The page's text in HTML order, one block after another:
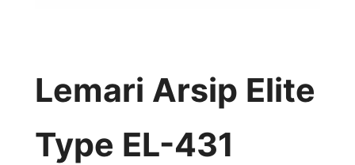
Lemari Arsip Elite
Type EL-431